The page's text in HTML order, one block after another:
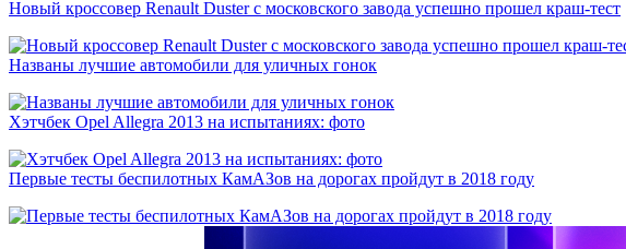
Новый кроссовер Renault Duster с московского завода успешно прошел краш-тест
Названы лучшие автомобили для уличных гонок
Хэтчбек Opel Allegra 2013 на испытаниях: фото
Первые тесты беспилотных КамАЗов на дорогах пройдут в 2018 году